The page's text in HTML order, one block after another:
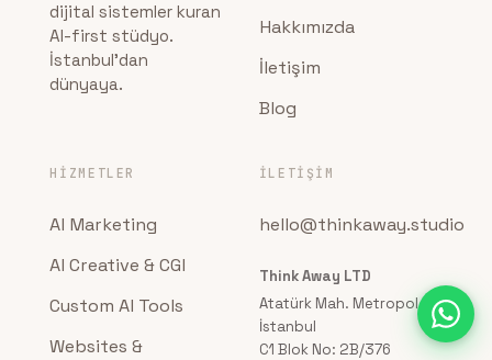
dijital sistemler kuran
AI-first stüdyo.
İstanbul'dan
dünyaya.
Hakkımızda
İletişim
Blog
HIZMETLER
AI Marketing
AI Creative & CGI
Custom AI Tools
Websites &
İLETIŞIM
hello@thinkaway.studio
Think Away LTD
Atatürk Mah. Metropol
İstanbul
C1 Blok No: 2B/376